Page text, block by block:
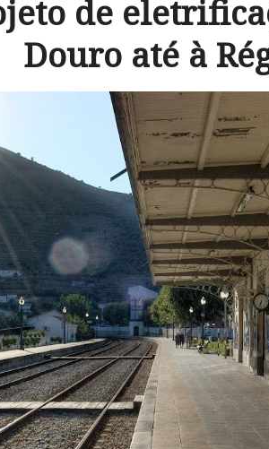
de
Douro até à